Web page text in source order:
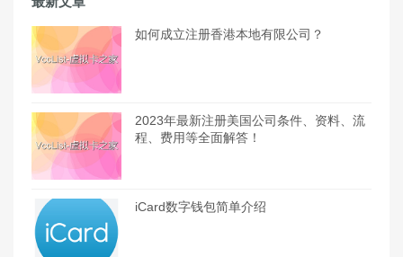
如何成立注册香港本地有限公司？
2023年最新注册美国公司条件、资料、流
程、费用等全面解答！
iCard数字钱包简单介绍